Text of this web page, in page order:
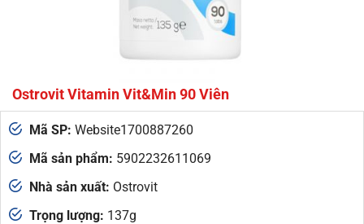
Ostrovit Vitamin Vit&Min 90 Viên
Mã SP: Website1700887260
Mã sản phẩm: 5902232611069
Nhà sản xuất: Ostrovit
Trọng lượng: 137g